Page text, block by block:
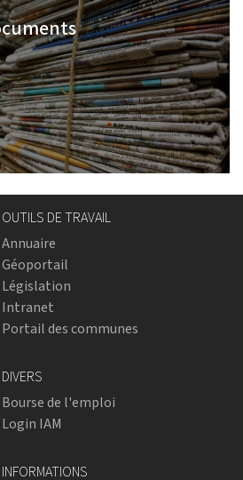
OUTILS DE TRAVAIL
Annuaire
Géoportail
Législation
Intranet
Portail des communes
DIVERS
Bourse de l'emploi
Login IAM
INFORMATIONS